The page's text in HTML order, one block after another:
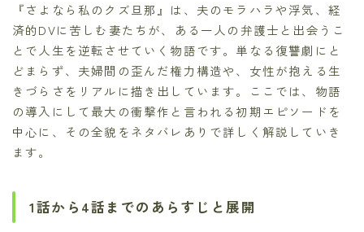
『さよなら私のクズ旦那』は、夫のモラハラや浮気、経
済的DVに苦しむ妻たちが、ある一人の弁護士と出会うこ
とで人生を逆転させていく物語です。単なる復讐劇にと
どまらず、夫婦間の歪んだ権力構造や、女性が抱える生
きづらさをリアルに描き出しています。ここでは、物語
の導入にして最大の衝撃作と言われる初期エピソードを
中心に、その全貌をネタバレありで詳しく解説していき
ます。
1話から4話までのあらすじと展開